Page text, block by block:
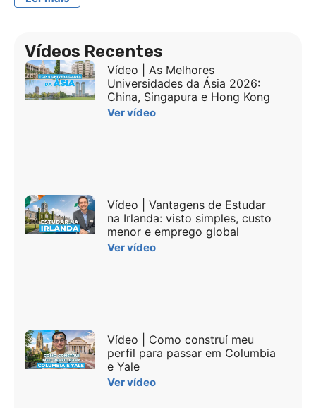
Vídeos Recentes
Vídeo | As Melhores
Universidades da Ásia 2026:
China, Singapura e Hong Kong
Ver vídeo
Vídeo | Vantagens de Estudar
na Irlanda: visto simples, custo
menor e emprego global
Ver vídeo
Vídeo | Como construí meu
perfil para passar em Columbia
e Yale
Ver vídeo